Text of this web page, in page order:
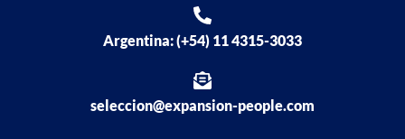
Argentina: (+54) 11 4315-3033
seleccion@expansion-people.com